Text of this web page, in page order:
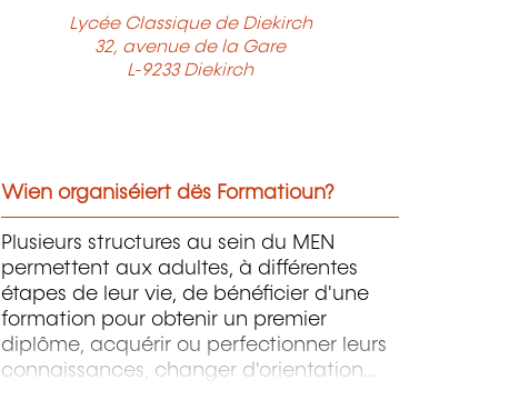
Lycée Classique de Diekirch
32, avenue de la Gare
L-9233 Diekirch
Wien organiséiert dës Formatioun?
Plusieurs structures au sein du MEN
permettent aux adultes, à différentes
étapes de leur vie, de bénéficier d'une
formation pour obtenir un premier
diplôme, acquérir ou perfectionner leurs
connaissances, changer d'orientation